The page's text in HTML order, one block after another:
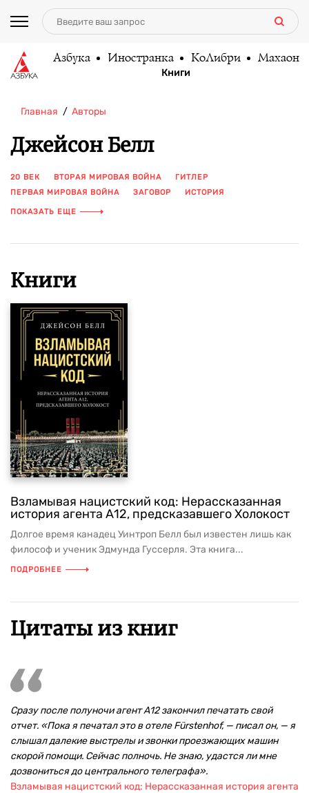
Азбука Иностранка КоЛибри Махаон
Книги
Главная Авторы
Джейсон Белл
20 ВЕК ВТОРАЯ МИРОВАЯ ВОЙНА
ГИТЛЕР
ПЕРВАЯ МИРОВАЯ ВОЙНА
ЗАГОВОР
ИСТОРИЯ
ИСТОРИЯ ВОЙН
НАЦИЗМ
ПОКАЗАТЬ ЕЩЕ
Книги
Взламывая нацистский код: Нерассказанная
история агента А12, предсказавшего Холокост
Долгое время канадец Уинтроп Белл был известен лишь как
философ и ученик Эдмунда Гуссерля. Эта книга...
ПОДРОБНЕЕ
Цитаты из книг
Сразу после полуночи агент А12 закончил печатать свой
отчет. «Пока я печатал это в отеле Fürstenhof, — писал он, — я
слышал далекие выстрелы и звонки проезжающих машин
скорой помощи. Сейчас полночь. Не знаю, удастся ли мне
дозвониться до центрального телеграфа».
Взламывая нацистский код: Нерассказанная история агента